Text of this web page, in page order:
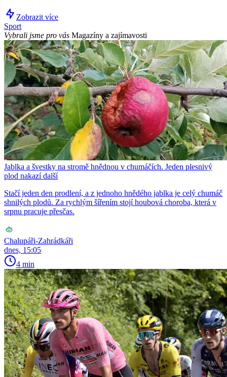
Zobrazit více
Sport
Vybrali jsme pro vás Magazíny a zajímavosti
Jablka a švestky na stromě hnědnou v chumáčích. Jeden plesnivý
plod nakazí další
Stačí jeden den prodlení, a z jednoho hnědého jablka je celý chumáč
shnilých plodů. Za rychlým šířením stojí houbová choroba, která v
srpnu pracuje přesčas.
Chalupáři-Zahrádkáři
dnes, 15:05
4 min